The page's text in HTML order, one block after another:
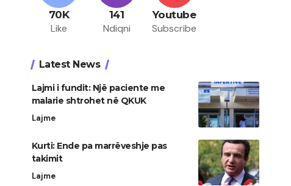
70K
Like
141
Ndiqni
Youtube
Subscribe
Latest News
Lajmi i fundit: Një paciente me
malarie shtrohet në QKUK
Lajme
Kurti: Ende pa marrëveshje pas
takimit
Lajme